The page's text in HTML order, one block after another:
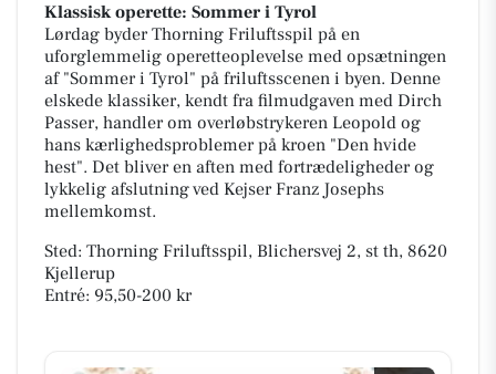
Klassisk operette: Sommer i Tyrol
Lørdag byder Thorning Friluftsspil på en
uforglemmelig operetteoplevelse med opsætningen
af "Sommer i Tyrol" på friluftsscenen i byen. Denne
elskede klassiker, kendt fra filmudgaven med Dirch
Passer, handler om overløbstrykeren Leopold og
hans kærlighedsproblemer på kroen "Den hvide
hest". Det bliver en aften med fortrædeligheder og
lykkelig afslutning ved Kejser Franz Josephs
mellemkomst.
Sted: Thorning Friluftsspil, Blichersvej 2, st th, 8620
Kjellerup
Entré: 95,50-200 kr